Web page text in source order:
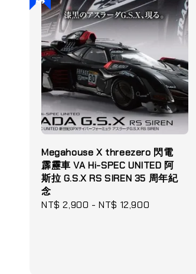
Megahouse X threezero 閃電
霹靂車 VA Hi-SPEC UNITED 阿
斯拉 G.S.X RS SIREN 35 周年紀
念
Regular
NT$ 2,900 -NT$ 12,900